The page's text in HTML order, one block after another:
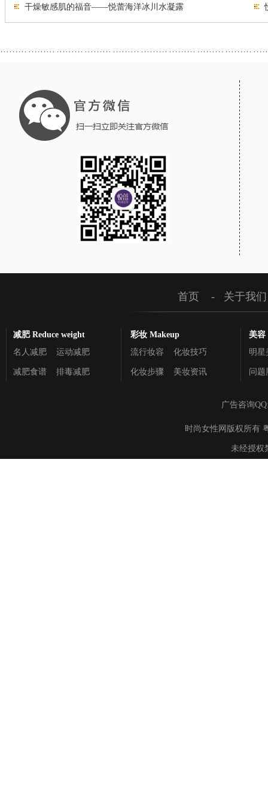
首页 - 关于我们
减肥 Reduce weight
名人减肥
运动减肥
减肥食谱 排毒减肥
彩妆 Makeup
流行妆容
化妆技巧
化妆步骤 美妆资讯
美容
明星
问题
广告咨询
时尚女性网版权所有
未经授权